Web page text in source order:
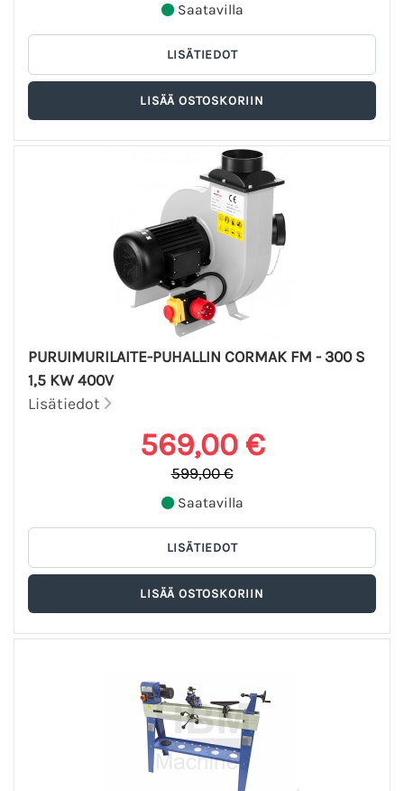
Saatavilla
PURUIMURILAITE-PUHALLIN CORMAK FM - 300 S
1,5 KW 400V
Lisätiedot
569,00 €
599,00 €
Saatavilla